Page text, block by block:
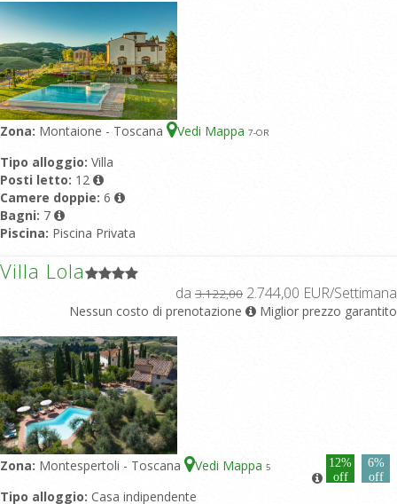
Zona: Montaione - Toscana Vedi Mappa 7-OR
Tipo alloggio: Villa
Posti letto: 12
Camere doppie: 6
Bagni: 7
Piscina: Piscina Privata
Villa Lola
da 3.122,00 2.744,00 EUR/Settimana
Nessun costo di prenotazione Miglior prezzo garantito
Zona: Montespertoli - Toscana Vedi Mappa 5
12%
off
6%
off
Tipo alloggio: Casa indipendente